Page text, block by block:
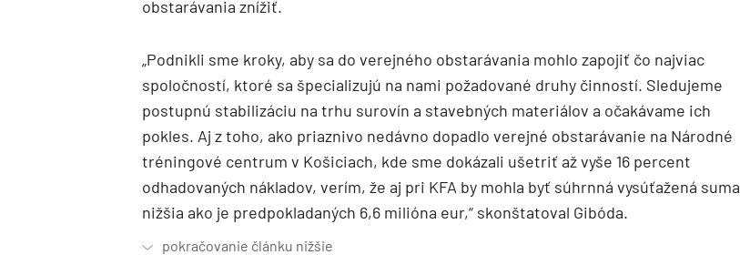
obstarávania znížiť.
„Podnikli sme kroky, aby sa do verejného obstarávania mohlo zapojiť čo najviac
spoločností, ktoré sa špecializujú na nami požadované druhy činností. Sledujeme
postupnú stabilizáciu na trhu surovín a stavebných materiálov a očakávame ich
pokles. Aj z toho, ako priaznivo nedávno dopadlo verejné obstarávanie na Národné
tréningové centrum v Košiciach, kde sme dokázali ušetriť až vyše 16 percent
odhadovaných nákladov, verím, že aj pri KFA by mohla byť súhrnná vysúťažená suma
nižšia ako je predpokladaných 6,6 milióna eur,“ skonštatoval Gibóda.